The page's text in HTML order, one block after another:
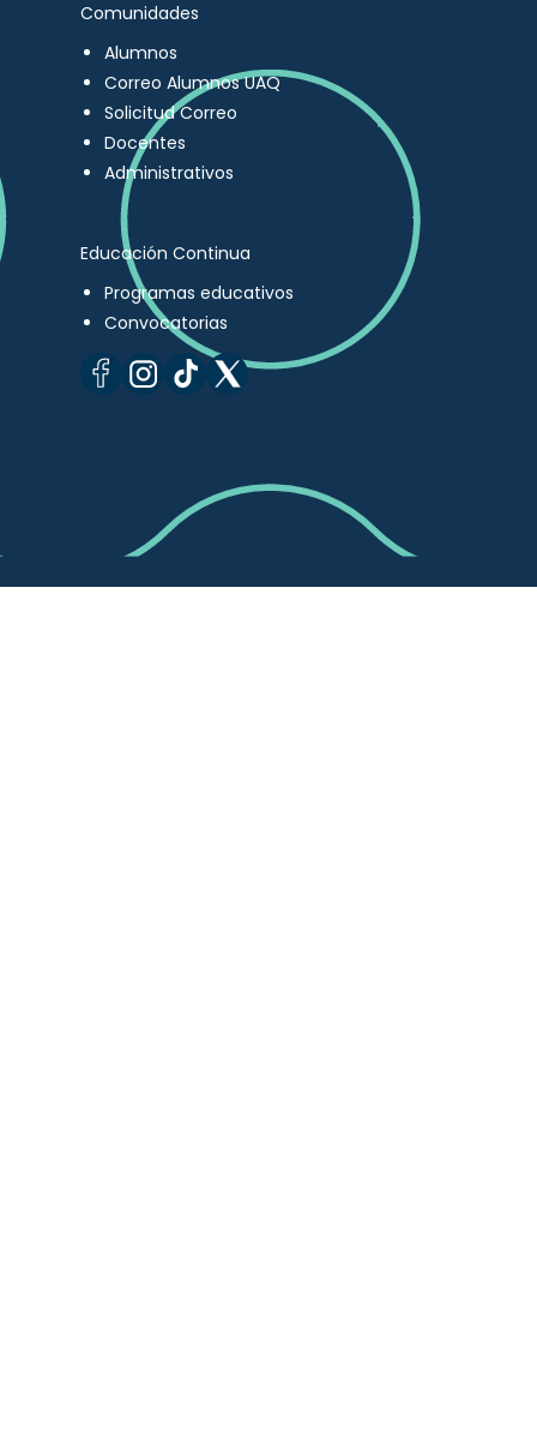
Comunidades
Alumnos
Correo Alumnos UAQ
Solicitud Correo
Docentes
Administrativos
Educación Continua
Programas educativos
Convocatorias